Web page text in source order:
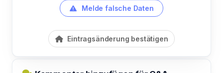
Melde falsche Daten
Eintragsänderung bestätigen